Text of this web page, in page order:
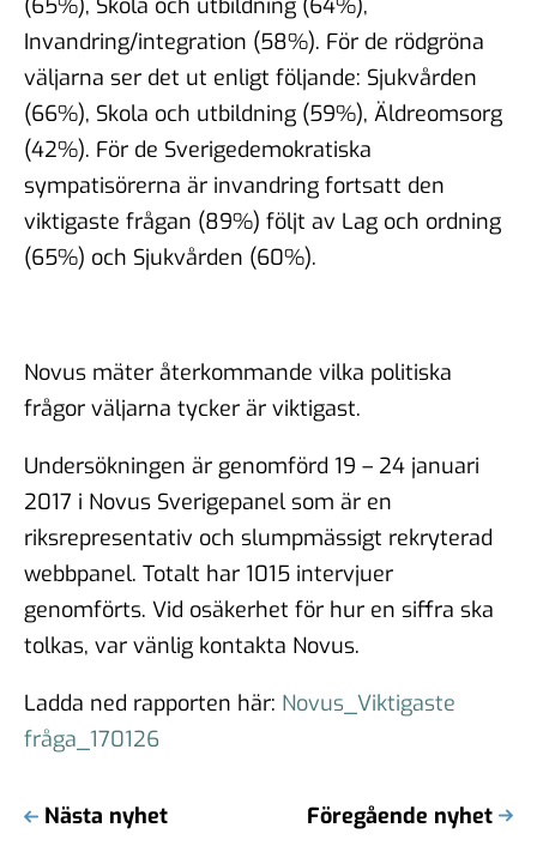
(65%), Skola och utbildning (64%),
Invandring/integration (58%). För de rödgröna
väljarna ser det ut enligt följande: Sjukvården
(66%), Skola och utbildning (59%), Äldreomsorg
(42%). För de Sverigedemokratiska
sympatisörerna är invandring fortsatt den
viktigaste frågan (89%) följt av Lag och ordning
(65%) och Sjukvården (60%).
Novus mäter återkommande vilka politiska
frågor väljarna tycker är viktigast.
Undersökningen är genomförd 19 – 24 januari
2017 i Novus Sverigepanel som är en
riksrepresentativ och slumpmässigt rekryterad
webbpanel. Totalt har 1015 intervjuer
genomförts. Vid osäkerhet för hur en siffra ska
tolkas, var vänlig kontakta Novus.
Ladda ned rapporten här: Novus_Viktigaste
fråga_170126
Nästa nyhet Föregående nyhet